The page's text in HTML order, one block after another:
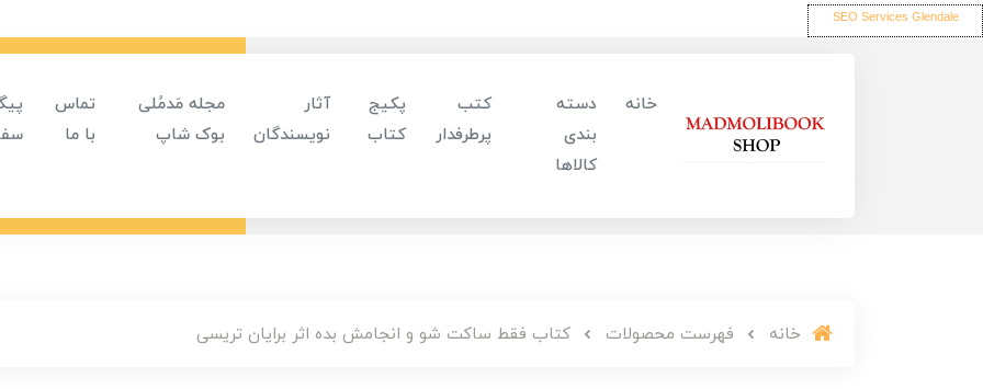
SEO Services Glendale
خانه
دسته
بندی
کالاها
کتب
پرطرفدار
پکیج
کتاب
آثار
نویسندگان
مجله مَدمُلی
بوک شاپ
تماس
با ما
خانه فهرست محصولات کتاب فقط ساکت شو و انجامش بده اثر برایان تریسی